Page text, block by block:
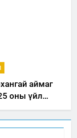
аймаг
оны үйл